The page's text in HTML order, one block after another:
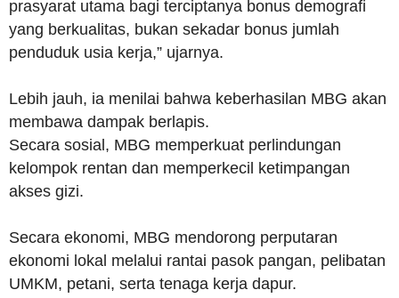
prasyarat utama bagi terciptanya bonus demografi
yang berkualitas, bukan sekadar bonus jumlah
penduduk usia kerja,” ujarnya.
Lebih jauh, ia menilai bahwa keberhasilan MBG akan
membawa dampak berlapis.
Secara sosial, MBG memperkuat perlindungan
kelompok rentan dan memperkecil ketimpangan
akses gizi.
Secara ekonomi, MBG mendorong perputaran
ekonomi lokal melalui rantai pasok pangan, pelibatan
UMKM, petani, serta tenaga kerja dapur.